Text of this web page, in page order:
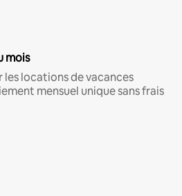
mois
les locations de vacances
mensuel unique sans frais